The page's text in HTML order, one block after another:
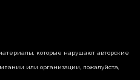
которые нарушают авторские
или организации, пожалуйста,